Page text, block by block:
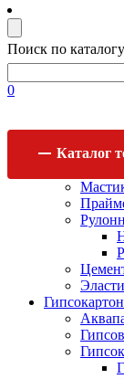
Поиск по каталогу
0
Каталог